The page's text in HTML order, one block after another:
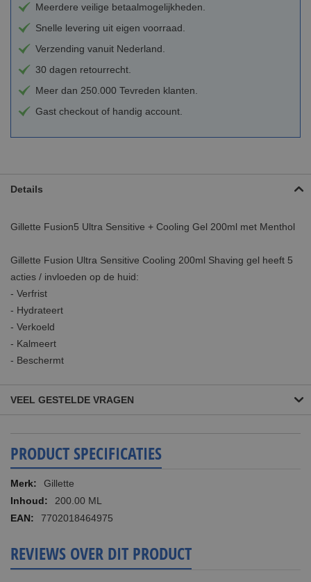
Meerdere veilige betaalmogelijkheden.
Snelle levering uit eigen voorraad.
Verzending vanuit Nederland.
30 dagen retourrecht.
Meer dan 250.000 Tevreden klanten.
Gast checkout of handig account.
Details
Gillette Fusion5 Ultra Sensitive + Cooling Gel 200ml met Menthol
Gillette Fusion Ultra Sensitive Cooling 200ml Shaving gel heeft 5
acties / invloeden op de huid:
- Verfrist
- Hydrateert
- Verkoeld
- Kalmeert
- Beschermt
VEEL GESTELDE VRAGEN
PRODUCT SPECIFICATIES
Meer
informatie
Gillette
200.00 ML
7702018464975
REVIEWS OVER DIT PRODUCT